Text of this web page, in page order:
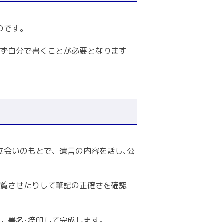
です｡
自分で書くことが必要となります
会いのもとで、遺言の内容を話し､公
させたりして筆記の正確さを確認